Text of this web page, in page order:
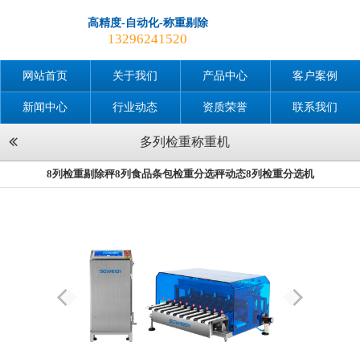
高精度-自动化-称重剔除
13296241520
网站首页 关于我们 产品中心 客户案例
新闻中心 行业动态 资质荣誉 联系我们
多列检重称重机
8列检重剔除秤8列食品条包检重分选秤动态8列检重分选机